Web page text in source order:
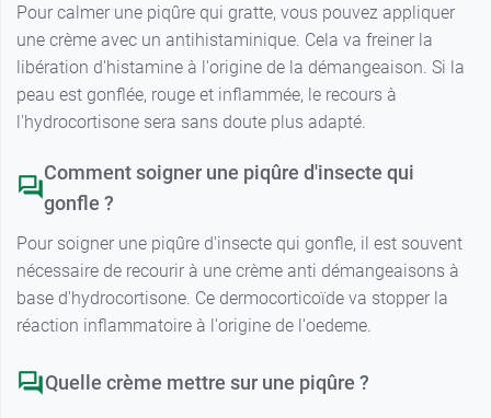
Pour calmer une piqûre qui gratte, vous pouvez appliquer
une crème avec un antihistaminique. Cela va freiner la
libération d'histamine à l'origine de la démangeaison. Si la
peau est gonflée, rouge et inflammée, le recours à
l'hydrocortisone sera sans doute plus adapté.
Comment soigner une piqûre d'insecte qui
gonfle ?
Pour soigner une piqûre d'insecte qui gonfle, il est souvent
nécessaire de recourir à une crème anti démangeaisons à
base d'hydrocortisone. Ce dermocorticoïde va stopper la
réaction inflammatoire à l'origine de l'oedeme.
Quelle crème mettre sur une piqûre ?